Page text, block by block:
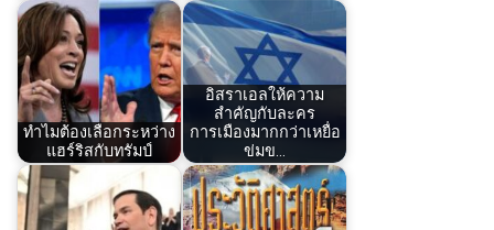
ทำไมต้องเลือกระหว่าง
แฮร์ริสกับทรัมป์
อิสราเอลให้ความ
สำคัญกับละคร
การเมืองมากกว่าเหยื่อ
ข่มข…